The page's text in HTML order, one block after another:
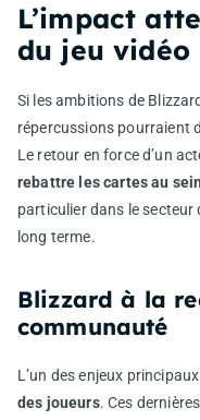
L’impact
du jeu vidéo
Si les ambitions de
répercussions pourraient
Le retour en force d’un
rebattre les cartes au
particulier dans le secteur
long terme.
Blizzard à la
communauté
L’un des enjeux
des joueurs. Ces